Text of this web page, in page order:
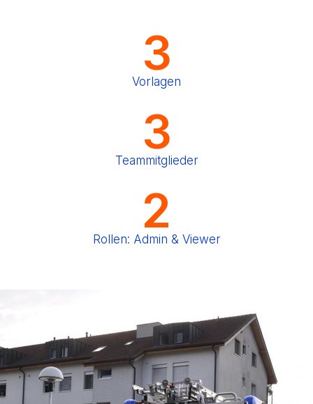
3
Vorlagen
3
Teammitglieder
2
Rollen: Admin & Viewer